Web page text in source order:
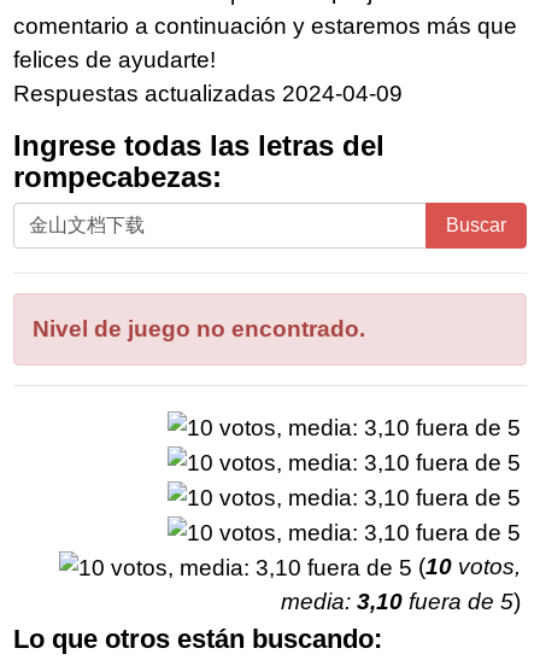
comentario a continuación y estaremos más que
felices de ayudarte!
Respuestas actualizadas 2024-04-09
Ingrese todas las letras del
rompecabezas:
Ingrese
todas
letras
rompecabezas:
Buscar
Nivel de juego no encontrado.
(10 votos,
media: 3,10 fuera de 5)
Lo que otros están buscando: